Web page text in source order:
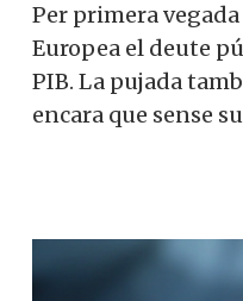
Per primera
Europea el deute
PIB. La pujada
encara que sense